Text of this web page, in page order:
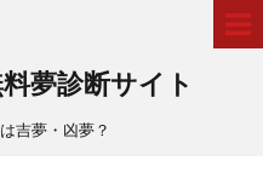
夢診断サイト
吉夢・凶夢？